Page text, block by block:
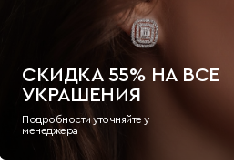
СКИДКА 55% НА ВСЕ
УКРАШЕНИЯ
Подробности уточняйте у
менеджера